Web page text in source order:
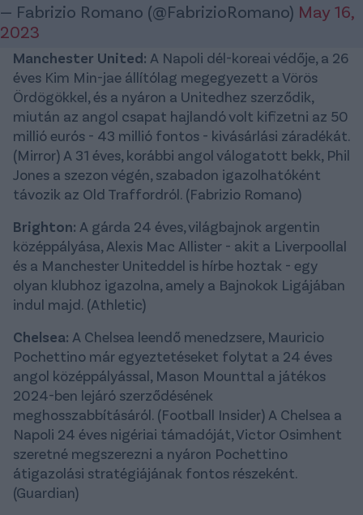
— Fabrizio Romano (@FabrizioRomano) May 16,
2023
Manchester United: A Napoli dél-koreai védője, a 26
éves Kim Min-jae állítólag megegyezett a Vörös
Ördögökkel, és a nyáron a Unitedhez szerződik,
miután az angol csapat hajlandó volt kifizetni az 50
millió eurós - 43 millió fontos - kivásárlási záradékát.
(Mirror) A 31 éves, korábbi angol válogatott bekk, Phil
Jones a szezon végén, szabadon igazolhatóként
távozik az Old Traffordról. (Fabrizio Romano)
Brighton: A gárda 24 éves, világbajnok argentin
középpályása, Alexis Mac Allister - akit a Liverpoollal
és a Manchester Uniteddel is hírbe hoztak - egy
olyan klubhoz igazolna, amely a Bajnokok Ligájában
indul majd. (Athletic)
Chelsea: A Chelsea leendő menedzsere, Mauricio
Pochettino már egyeztetéseket folytat a 24 éves
angol középpályással, Mason Mounttal a játékos
2024-ben lejáró szerződésének
meghosszabbításáról. (Football Insider) A Chelsea a
Napoli 24 éves nigériai támadóját, Victor Osimhent
szeretné megszerezni a nyáron Pochettino
átigazolási stratégiájának fontos részeként.
(Guardian)